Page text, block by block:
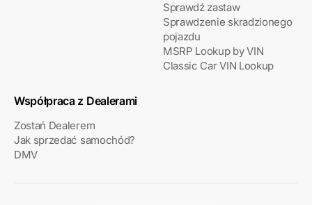
Sprawdź zastaw
Sprawdzenie skradzionego
pojazdu
MSRP Lookup by VIN
Classic Car VIN Lookup
Współpraca z Dealerami
Zostań Dealerem
Jak sprzedać samochód?
DMV